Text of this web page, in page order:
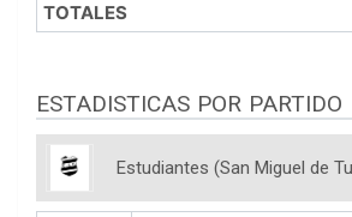
TOTALES
ESTADISTICAS POR PARTIDO
Estudiantes (San Miguel de